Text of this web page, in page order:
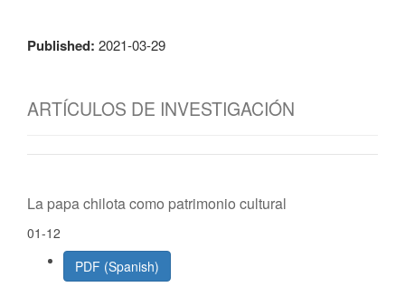
Published: 2021-03-29
ARTÍCULOS DE INVESTIGACIÓN
La papa chilota como patrimonio cultural
01-12
PDF (Spanish)